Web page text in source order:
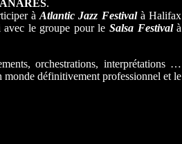
.
à Atlantic Jazz Festivalà Halifax
le groupe pour le Salsa Festivalà
orchestrations, interprétations …
monde définitivement professionnel et le